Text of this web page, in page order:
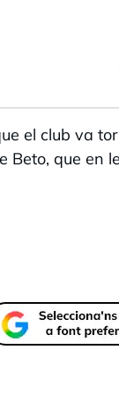
el club va
Beto, que en